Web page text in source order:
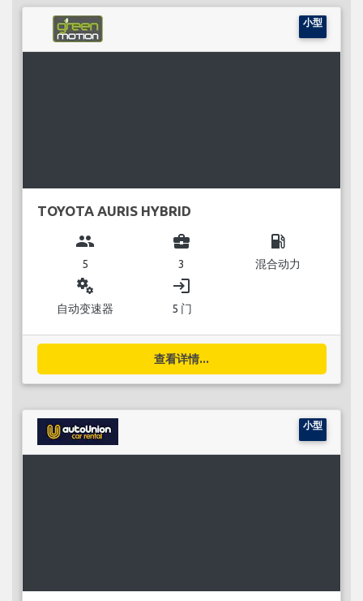
小型
TOYOTA AURIS HYBRID
group
5
business_center
3
local_gas_station
混合动力
miscellaneous_services
自动变速器
login
5 门
查看详情...
小型